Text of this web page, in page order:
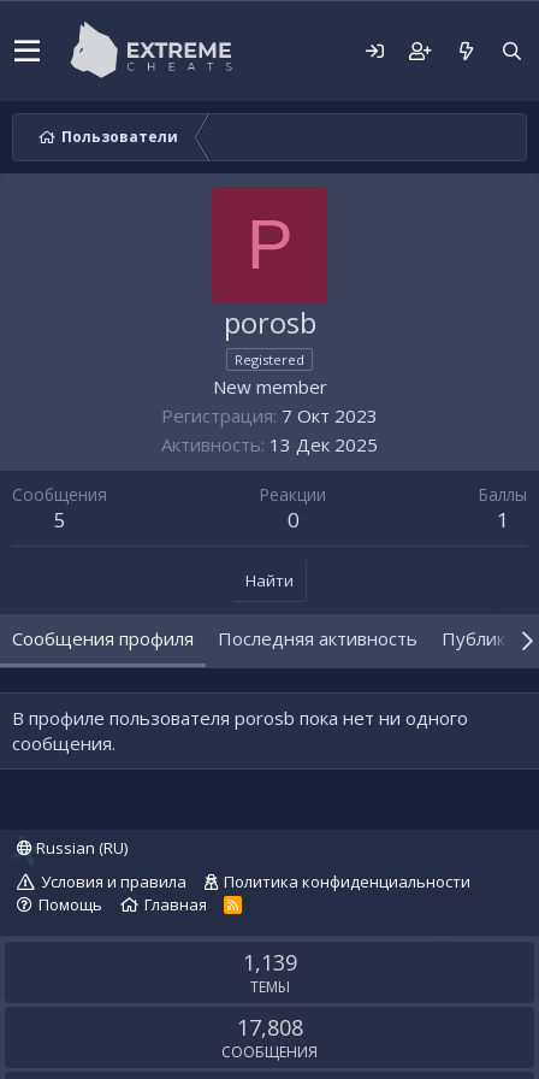
Пользователи
P
porosb
Registered
New member
Регистрация 7 Окт 2023
Активность 13 Дек 2025
Сообщения
5
Реакции
0
Баллы
1
Найти
Сообщения профиля Последняя активность
В профиле пользователя porosb пока нет ни одного
сообщения.
Russian (RU)
Условия и правила
Политика конфиденциальности
Помощь
Главная
R
S
1,139
ТЕМЫ
17,808
СООБЩЕНИЯ